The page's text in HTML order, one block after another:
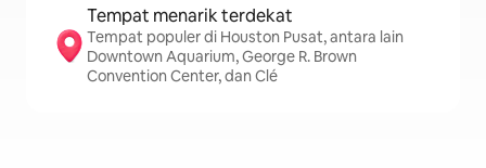
Tempat menarik terdekat
Tempat populer di Houston Pusat, antara lain
Downtown Aquarium, George R. Brown
Convention Center, dan Clé